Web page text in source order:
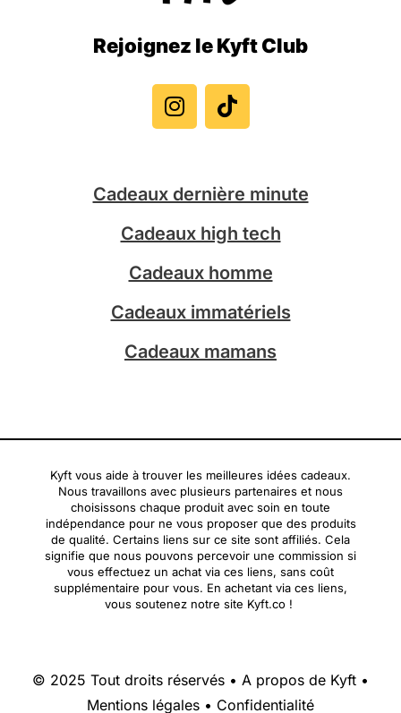
Rejoignez le Kyft Club
n
s
t
r
a
m
i
k
t
Cadeaux dernière minute
Cadeaux high tech
Cadeaux homme
Cadeaux immatériels
Cadeaux mamans
Kyft vous aide à trouver les meilleures idées cadeaux.
Nous travaillons avec plusieurs partenaires et nous
choisissons chaque produit avec soin en toute
indépendance pour ne vous proposer que des produits
de qualité. Certains liens sur ce site sont affiliés. Cela
signifie que nous pouvons percevoir une commission si
vous effectuez un achat via ces liens, sans coût
supplémentaire pour vous. En achetant via ces liens,
vous soutenez notre site Kyft.co !
© 2025 Tout droits réservés • A propos de Kyft •
Mentions légales • Confidentialité